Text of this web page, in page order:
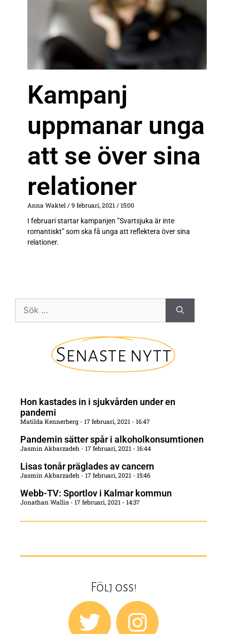
Kampanj
uppmanar unga
att se över sina
relationer
Anna Waktel 9 februari, 2021
15:00
I februari startar kampanjen ”Svartsjuka är inte
romantiskt” som ska få unga att reflektera över sina
relationer.
Senaste nytt
Hon kastades in i sjukvården under en
pandemi
Matilda Kennerberg 17 februari, 2021 16:47
Pandemin sätter spår i alkoholkonsumtionen
Jasmin Akbarzadeh 17 februari, 2021 16:44
Lisas tonår präglades av cancern
Jasmin Akbarzadeh 17 februari, 2021 15:46
Webb-TV: Sportlov i Kalmar kommun
Jonathan Wallis 17 februari, 2021 14:37
Följ oss!